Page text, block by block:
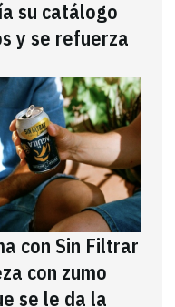
su catálogo
y se refuerza
con Sin Filtrar
con zumo
se le da la